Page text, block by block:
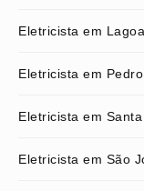
Eletricista em
Eletricista em
Eletricista em
Eletricista em São